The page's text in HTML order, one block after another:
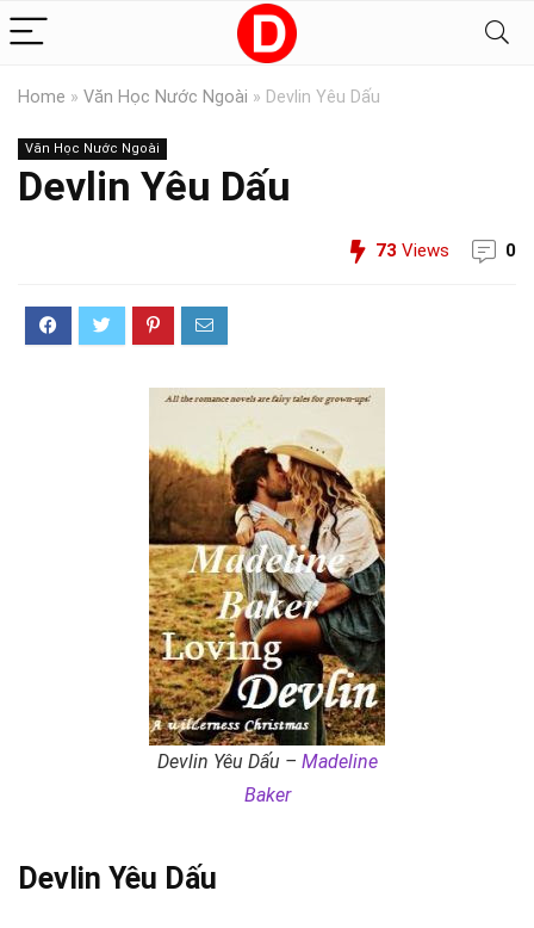
Home » Văn Học Nước Ngoài » Devlin Yêu Dấu
Văn Học Nước Ngoài
Devlin Yêu Dấu
73 Views 0
Devlin Yêu Dấu – Madeline
Baker
Devlin Yêu Dấu